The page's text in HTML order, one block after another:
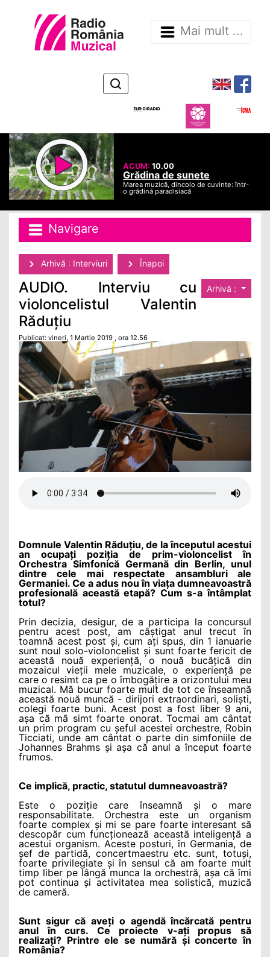
Mai mult ...
ACUM:10.00
Grădina de sunete
Marea muzică, dincolo de cuvinte: într-
o grădină paradisiacă
Navigare
Arhivă : Interviuri Înapoi
Arhivă :
AUDIO. Interviu cu
violoncelistul Valentin
Răduțiu
Publicat: vineri, 1 Martie 2019 , ora 12.56
Domnule Valentin Răduțiu, de la începutul acestui
an ocupați poziția de prim-violoncelist în
Orchestra Simfonică Germană din Berlin, unul
dintre cele mai respectate ansambluri ale
Germaniei. Ce a adus nou în viața dumneavoastră
profesională această etapă? Cum s-a întâmplat
totul?
Prin decizia, desigur, de a participa la concursul
pentru acest post, am câștigat anul trecut în
toamnă acest post și, cum ați spus, din 1 ianuarie
sunt noul solo-violoncelist și sunt foarte fericit de
această nouă experiență, o nouă bucățică din
mozaicul vieții mele muzicale, o experiență pe
care o resimt ca pe o îmbogățire a orizontului meu
muzical. Mă bucur foarte mult de tot ce înseamnă
această nouă muncă - dirijori extraordinari, soliști,
colegi foarte buni. Acest post a fost liber 9 ani,
așa că mă simt foarte onorat. Tocmai am cântat
un prim program cu șeful acestei orchestre, Robin
Ticciati, unde am cântat o parte din simfoniile de
Johannes Brahms și așa că anul a început foarte
frumos.
Ce implică, practic, statutul dumneavoastră?
Este o poziție care înseamnă și o mare
responsabilitate. Orchestra este un organism
foarte complex și mi se pare foarte interesant să
descopăr cum funcționează această inteligență a
acestui organism. Aceste posturi, în Germania, de
șef de partidă, concertmaestru etc. sunt, totuși,
foarte privilegiate și în sensul că am foarte mult
timp liber pe lângă munca la orchestră, așa că îmi
pot continua și activitatea mea solistică, muzică
de cameră.
Sunt sigur că aveți o agendă încărcată pentru
anul în curs. Ce proiecte v-ați propus să
realizați? Printre ele se numără și concerte în
România?